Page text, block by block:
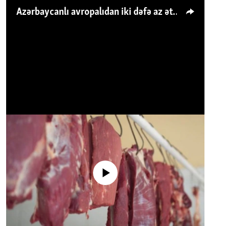
Azərbaycanlı avropalıdan iki dəfə az ət yeyir, amma... 'Qiymət artımı qaçılmazdır'
No media source currently available